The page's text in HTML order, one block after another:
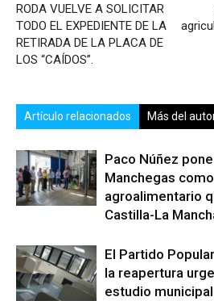
RODA VUELVE A SOLICITAR
TODO EL EXPEDIENTE DE LA
RETIRADA DE LA PLACA DE
LOS “CAÍDOS”.
Artículo relacionados Más del
Paco Núñez
Manchegas
agroalimentario
Castilla-La
El Partido
la reapertura
estudio